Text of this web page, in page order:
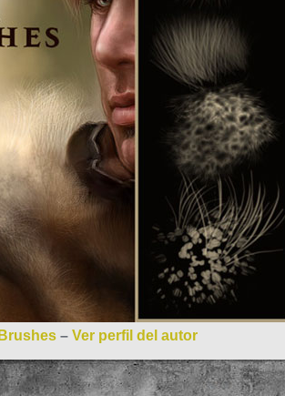
– Ver perfil del autor